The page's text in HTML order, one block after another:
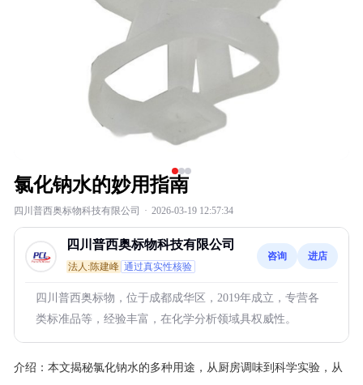
氯化钠水的妙用指南
四川普西奥标物科技有限公司 · 2026-03-19 12:57:34
四川普西奥标物科技有限公司
法人:陈建峰 通过真实性核验
咨询 进店
四川普西奥标物，位于成都成华区，2019年成立，专营各
类标准品等，经验丰富，在化学分析领域具权威性。
介绍： 本文揭秘氯化钠水的多种用途，从厨房调味到科学实验，从